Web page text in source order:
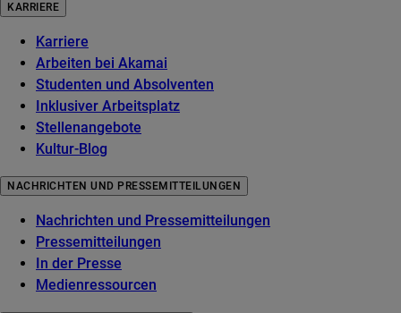
KARRIERE
Karriere
Arbeiten bei Akamai
Studenten und Absolventen
Inklusiver Arbeitsplatz
Stellenangebote
Kultur-Blog
NACHRICHTEN UND PRESSEMITTEILUNGEN
Nachrichten und Pressemitteilungen
Pressemitteilungen
In der Presse
Medienressourcen